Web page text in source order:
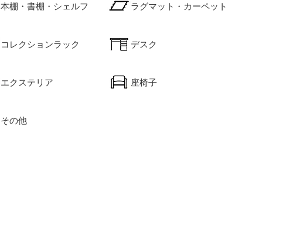
本棚・書棚・シェルフ ラグマット・カーペット
コレクションラック デスク
エクステリア 座椅子
その他